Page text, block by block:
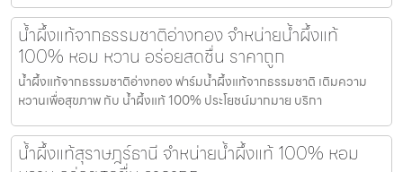
น้ำผึ้งแท้จากธรรมชาติอ่างทอง จำหน่ายน้ำผึ้งแท้
100% หอม หวาน อร่อยสดชื่น ราคาถูก
น้ำผึ้งแท้จากธรรมชาติอ่างทอง ฟาร์มน้ำผึ้งแท้จากธรรมชาติ เติมความ
หวานเพื่อสุขภาพ กับ น้ำผึ้งแท้ 100% ประโยชน์มากมาย บริกา
น้ำผึ้งแท้สุราษฎร์ธานี จำหน่ายน้ำผึ้งแท้ 100% หอม